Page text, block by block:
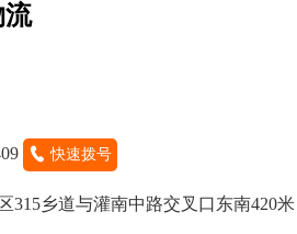
流
快速拨号
315乡道与灌南中路交叉口东南420米